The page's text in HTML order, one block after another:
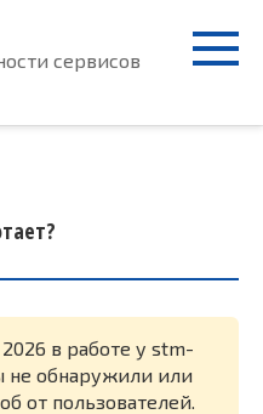
сервисов
2026 в работе у stm-
обнаружили или
от пользователей.